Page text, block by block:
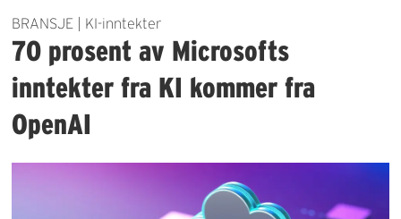
BRANSJE | KI-inntekter
70 prosent av Microsofts
inntekter fra KI kommer fra
OpenAI